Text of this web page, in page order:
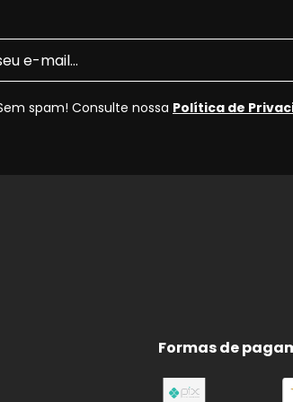
para os anos
antes da compra
spam! Consulte nossa Política de
Formas de